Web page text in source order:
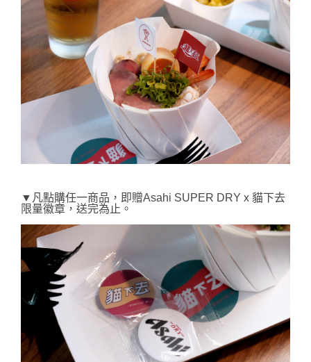
▼凡點購任一商品，即贈Asahi SUPER DRY x 貓下去
限量徽章，送完為止。